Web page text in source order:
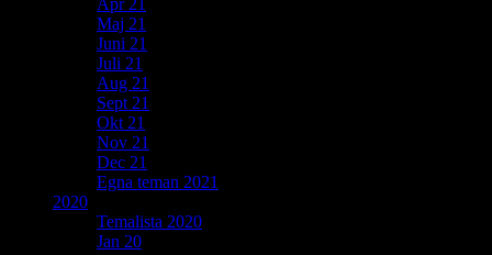
Maj 21
Juni 21
Juli 21
Aug 21
Sept 21
Okt 21
Nov 21
Dec 21
Egna teman 2021
2020
Temalista 2020
Jan 20